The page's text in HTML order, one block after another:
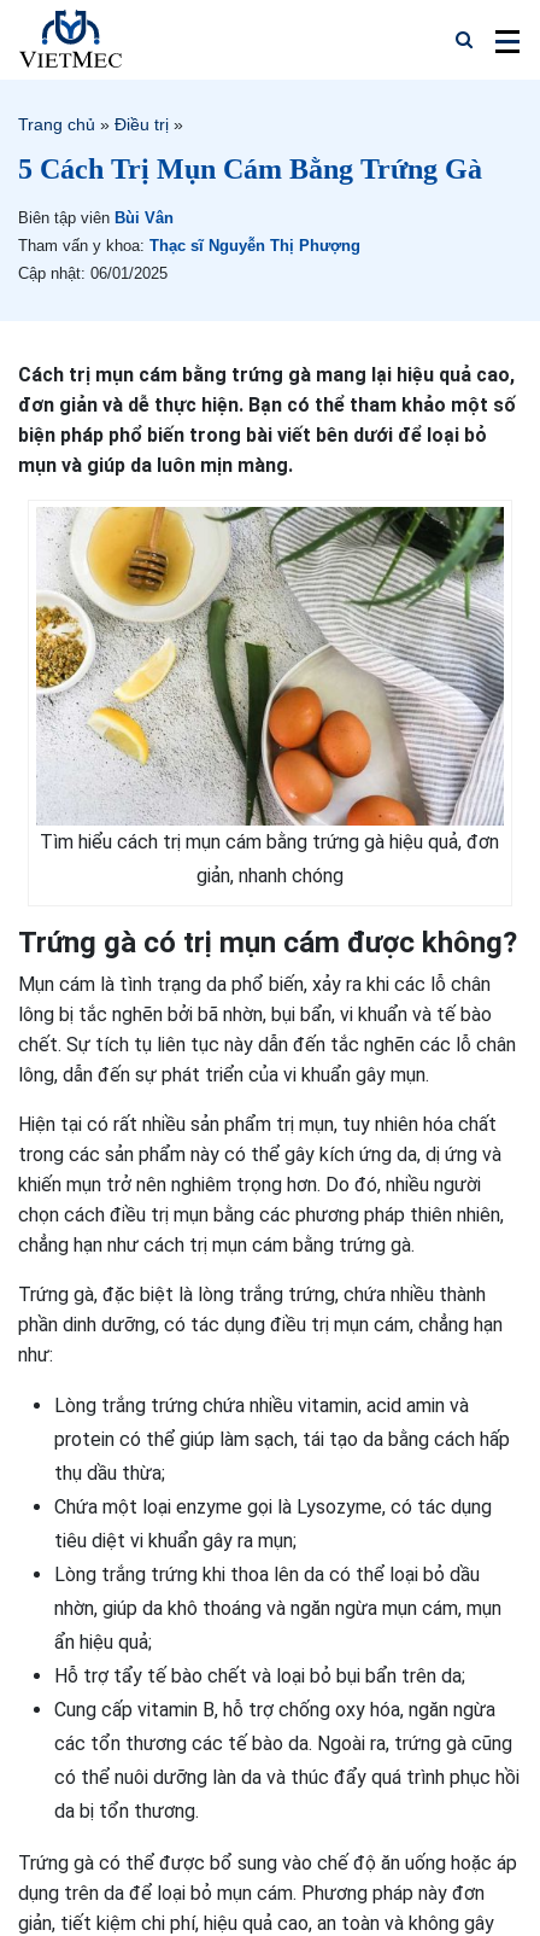
Trang chủ » Điều trị »
5 Cách Trị Mụn Cám Bằng Trứng Gà
Biên tập viên Bùi Vân
Tham vấn y khoa: Thạc sĩ Nguyễn Thị Phượng
Cập nhật: 06/01/2025
Cách trị mụn cám bằng trứng gà mang lại hiệu quả cao,
đơn giản và dễ thực hiện. Bạn có thể tham khảo một số
biện pháp phổ biến trong bài viết bên dưới để loại bỏ
mụn và giúp da luôn mịn màng.
Tìm hiểu cách trị mụn cám bằng trứng gà hiệu quả, đơn
giản, nhanh chóng
Trứng gà có trị mụn cám được không?
Mụn cám là tình trạng da phổ biến, xảy ra khi các lỗ chân
lông bị tắc nghẽn bởi bã nhờn, bụi bẩn, vi khuẩn và tế bào
chết. Sự tích tụ liên tục này dẫn đến tắc nghẽn các lỗ chân
lông, dẫn đến sự phát triển của vi khuẩn gây mụn.
Hiện tại có rất nhiều sản phẩm trị mụn, tuy nhiên hóa chất
trong các sản phẩm này có thể gây kích ứng da, dị ứng và
khiến mụn trở nên nghiêm trọng hơn. Do đó, nhiều người
chọn cách điều trị mụn bằng các phương pháp thiên nhiên,
chẳng hạn như cách trị mụn cám bằng trứng gà.
Trứng gà, đặc biệt là lòng trắng trứng, chứa nhiều thành
phần dinh dưỡng, có tác dụng điều trị mụn cám, chẳng hạn
như:
Lòng trắng trứng chứa nhiều vitamin, acid amin và
protein có thể giúp làm sạch, tái tạo da bằng cách hấp
thụ dầu thừa;
Chứa một loại enzyme gọi là Lysozyme, có tác dụng
tiêu diệt vi khuẩn gây ra mụn;
Lòng trắng trứng khi thoa lên da có thể loại bỏ dầu
nhờn, giúp da khô thoáng và ngăn ngừa mụn cám, mụn
ẩn hiệu quả;
Hỗ trợ tẩy tế bào chết và loại bỏ bụi bẩn trên da;
Cung cấp vitamin B, hỗ trợ chống oxy hóa, ngăn ngừa
các tổn thương các tế bào da. Ngoài ra, trứng gà cũng
có thể nuôi dưỡng làn da và thúc đẩy quá trình phục hồi
da bị tổn thương.
Trứng gà có thể được bổ sung vào chế độ ăn uống hoặc áp
dụng trên da để loại bỏ mụn cám. Phương pháp này đơn
giản, tiết kiệm chi phí, hiệu quả cao, an toàn và không gây